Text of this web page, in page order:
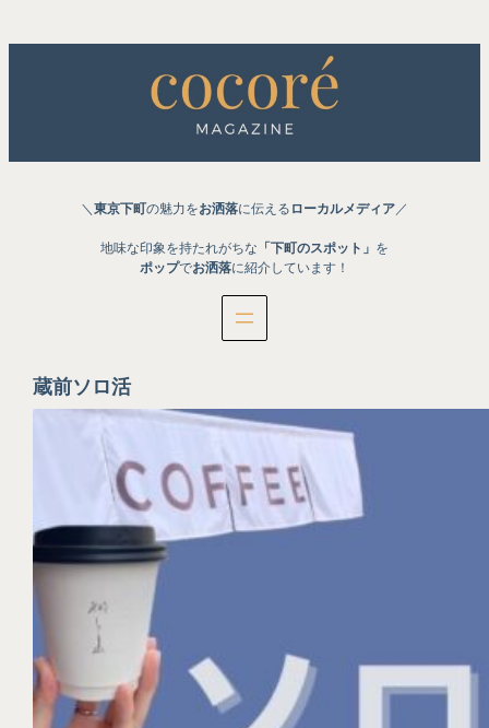
容
ッ
＼ 東京下町の魅力をお洒落に伝える ローカルメディア ／
地味な印象を持たれがちな 「下町のスポット」 を
ポップでお洒落に紹介しています！
蔵前ソロ活